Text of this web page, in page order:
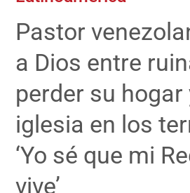
Pastor
a Dios entre
perder su hogar
iglesia en los
‘Yo sé que mi
vive’